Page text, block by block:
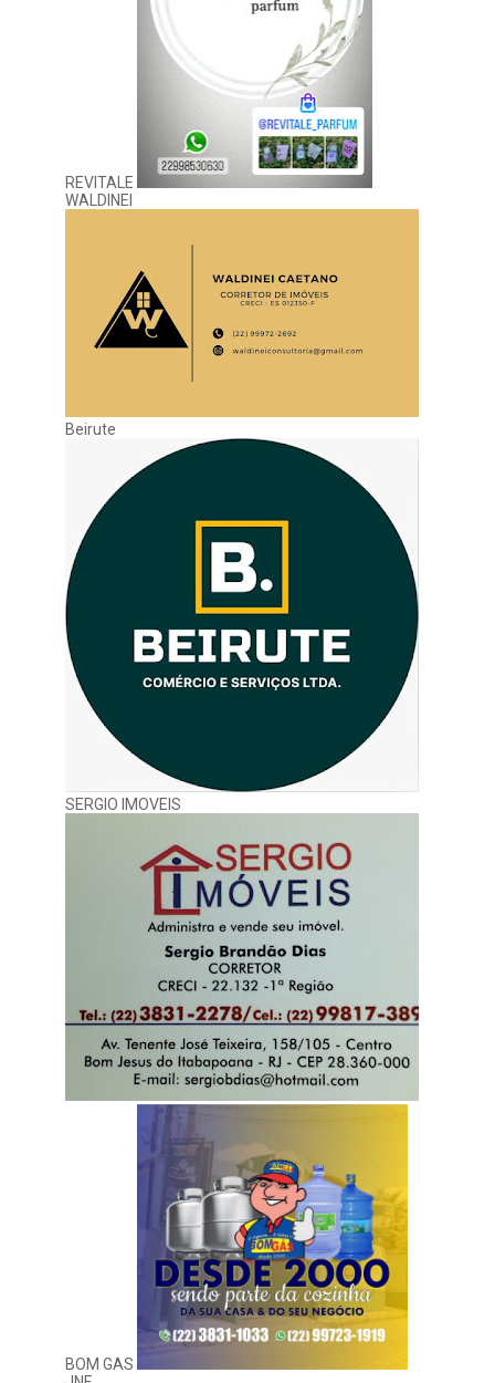
REVITALE
WALDINEI
Beirute
SERGIO IMOVEIS
BOM GAS